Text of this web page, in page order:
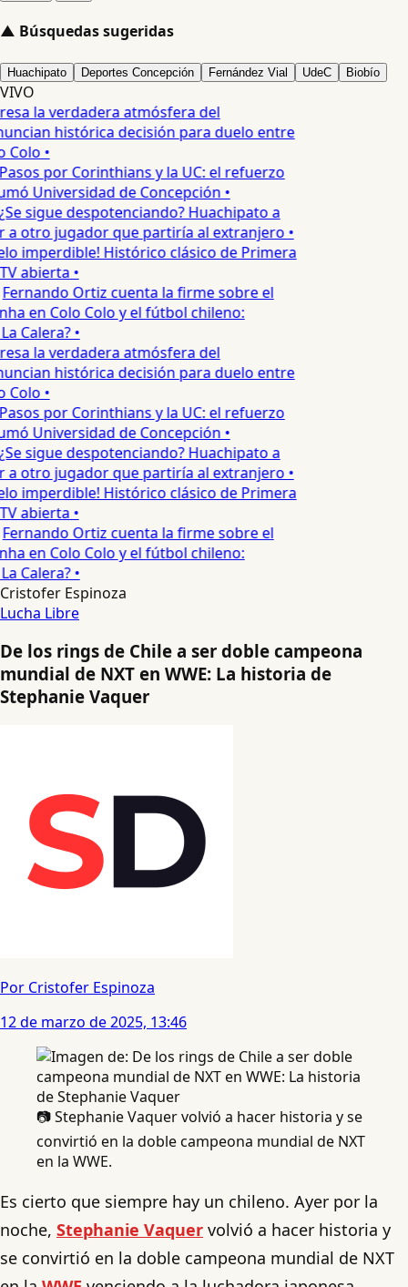
▲ Búsquedas sugeridas
Huachipato Deportes Concepción Fernández Vial UdeC Biobío
VIVO
la verdadera atmósfera del
histórica decisión para duelo entre
•
por Corinthians y la UC: el refuerzo
Universidad de Concepción •
sigue despotenciando? Huachipato a
otro jugador que partiría al extranjero •
imperdible! Histórico clásico de Primera
abierta •
Ortiz cuenta la firme sobre el
en Colo Colo y el fútbol chileno:
Calera? •
la verdadera atmósfera del
histórica decisión para duelo entre
•
por Corinthians y la UC: el refuerzo
Universidad de Concepción •
sigue despotenciando? Huachipato a
otro jugador que partiría al extranjero •
imperdible! Histórico clásico de Primera
abierta •
Ortiz cuenta la firme sobre el
en Colo Colo y el fútbol chileno:
Calera? •
Cristofer Espinoza
Lucha Libre
De los rings de Chile a ser doble campeona
mundial de NXT en WWE: La historia de
Stephanie Vaquer
Por Cristofer Espinoza
12 de marzo de 2025, 13:46
📷 Stephanie Vaquer volvió a hacer historia y se
convirtió en la doble campeona mundial de NXT
en la WWE.
Es cierto que siempre hay un chileno. Ayer por la
noche, Stephanie Vaquer volvió a hacer historia y
se convirtió en la doble campeona mundial de NXT